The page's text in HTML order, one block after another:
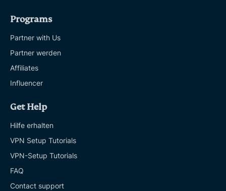
Programs
Partner with Us
Partner werden
Affiliates
Influencer
Get Help
Hilfe erhalten
VPN Setup Tutorials
VPN-Setup Tutorials
FAQ
Contact support